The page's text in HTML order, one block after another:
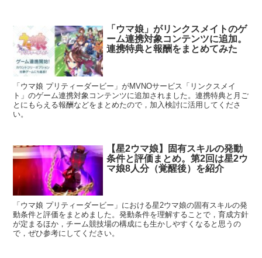
「ウマ娘」がリンクスメイトのゲ
ーム連携対象コンテンツに追加。
連携特典と報酬をまとめてみた
「ウマ娘 プリティーダービー」がMVNOサービス「リンクスメイ
ト」のゲーム連携対象コンテンツに追加されました。連携特典と月ご
とにもらえる報酬などをまとめたので，加入検討に活用してくださ
い。
【星2ウマ娘】固有スキルの発動
条件と評価まとめ。第2回は星2ウ
マ娘8人分（覚醒後）を紹介
「ウマ娘 プリティーダービー」における星2ウマ娘の固有スキルの発
動条件と評価をまとめました。発動条件を理解することで，育成方針
が定まるほか，チーム競技場の構成にも生かしやすくなると思うの
で，ぜひ参考にしてください。